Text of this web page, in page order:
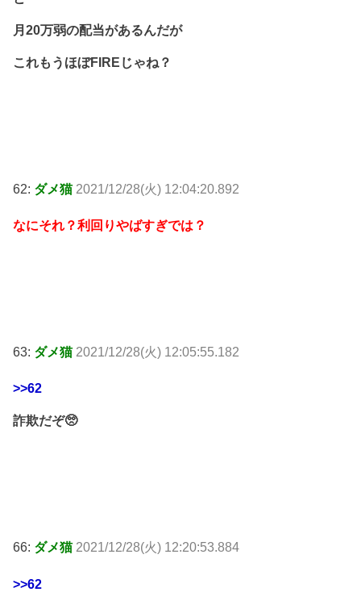
月20万弱の配当があるんだが
これもうほぼFIREじゃね？
62: ダメ猫 2021/12/28(火) 12:04:20.892
なにそれ？利回りやばすぎでは？
63: ダメ猫 2021/12/28(火) 12:05:55.182
>>62
詐欺だぞ🥺
66: ダメ猫 2021/12/28(火) 12:20:53.884
>>62